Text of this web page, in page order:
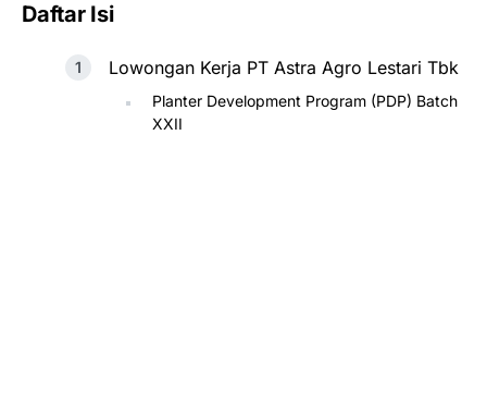
Daftar Isi
Lowongan Kerja PT Astra Agro Lestari Tbk
Planter Development Program (PDP) Batch
XXII